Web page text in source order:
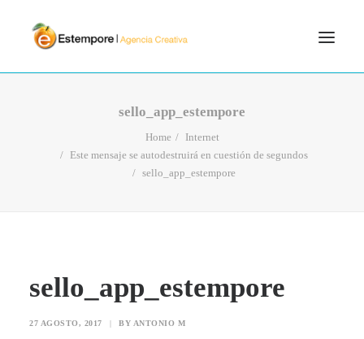
PORTFOLIO
sello_app_estempore
Home
Internet
Este mensaje se autodestruirá en cuestión de segundos
sello_app_estempore
sello_app_estempore
27 AGOSTO, 2017 | BY ANTONIO M